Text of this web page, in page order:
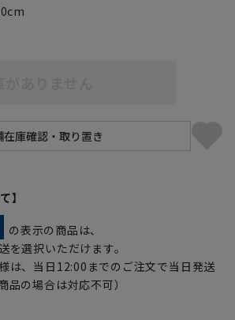
cm
】
の表示の商品は、
を選択いただけます。
は、当日12:00までのご注文で当日発送
品の場合は対応不可）